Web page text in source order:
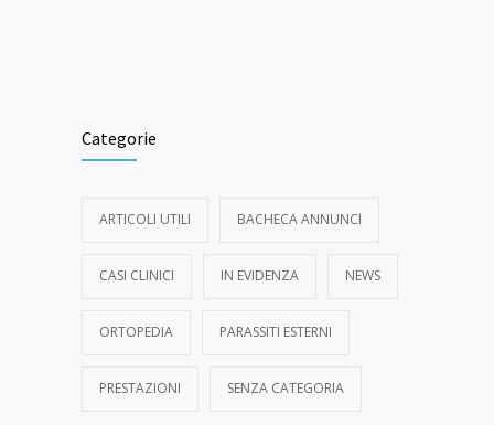
Categorie
ARTICOLI UTILI BACHECA ANNUNCI
CASI CLINICI IN EVIDENZA NEWS
ORTOPEDIA PARASSITI ESTERNI
PRESTAZIONI SENZA CATEGORIA